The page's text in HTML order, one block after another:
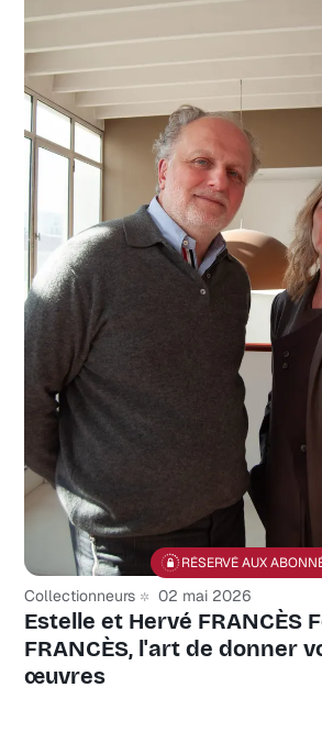
RÉSERVÉ AUX
Collectionneurs 02 mai 2026
Estelle et Hervé FRANCÈS
FRANCÈS, l'art de donner
œuvres